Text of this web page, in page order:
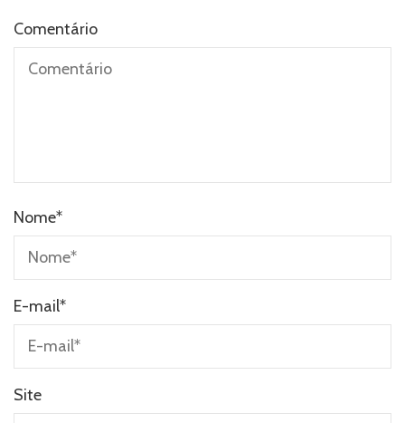
Comentário
Nome*
E-mail*
Site